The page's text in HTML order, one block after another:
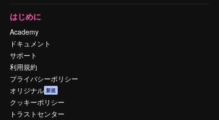
はじめに
Academy
ドキュメント
サポート
利用規約
プライバシーポリシー
オリジナル 新規
クッキーポリシー
トラストセンター